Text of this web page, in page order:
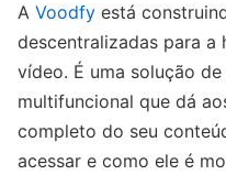
A Voodfy está
descentralizadas para a
vídeo. É uma solução
multifuncional que dá
completo do seu
acessar e como ele é